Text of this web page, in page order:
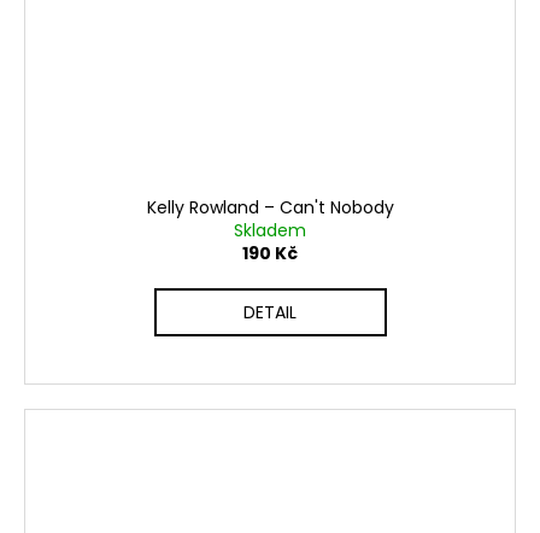
Kelly Rowland ‎– Can't Nobody
Skladem
190 Kč
DETAIL